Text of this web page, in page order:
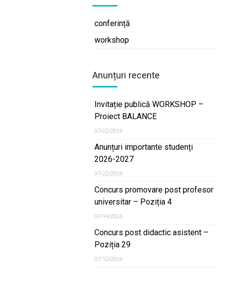
conferință
workshop
Anunțuri recente
Invitație publică WORKSHOP –
Proiect BALANCE
07/22/2026
Anunțuri importante studenți
2026-2027
07/22/2026
Concurs promovare post profesor
universitar – Poziția 4
07/14/2026
Concurs post didactic asistent –
Poziția 29
07/12/2026